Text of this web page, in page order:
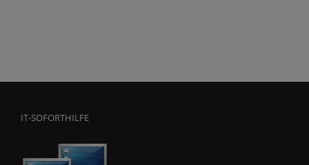
IT-SOFORTHILFE